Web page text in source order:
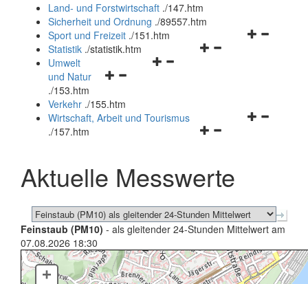
und
schließen
Land- und Forstwirtschaft ./147.htm
Sicherheit und Ordnung ./89557.htm
Navigationsmenü
Sport und Freizeit ./151.htm
Navigationsmenü
Statistik ./statistik.htm
Navigationsmenü
und
schließen
Umwelt
und Natur
./153.htm
Verkehr ./155.htm
Navigationsmenü
schließen
Wirtschaft, Arbeit und Tourismus
./157.htm
Aktuelle Messwerte
Feinstaub (PM10) - als gleitender 24-Stunden Mittelwert am
07.08.2026 18:30
+